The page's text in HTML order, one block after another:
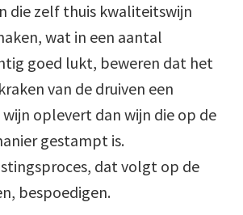
die zelf thuis kwaliteitswijn
wat in een aantal
goed lukt, beweren dat het
van de druiven een
oplevert dan wijn die op de
gestampt is.
dat volgt op de
bespoedigen.